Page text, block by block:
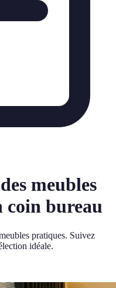
meubles
coin bureau
pratiques. Suivez
idéale.